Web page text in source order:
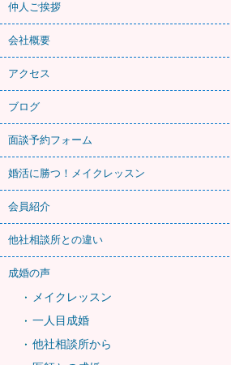
仲人ご挨拶
会社概要
アクセス
ブログ
面談予約フォーム
婚活に勝つ！メイクレッスン
会員紹介
他社相談所との違い
成婚の声
メイクレッスン
一人目成婚
他社相談所から